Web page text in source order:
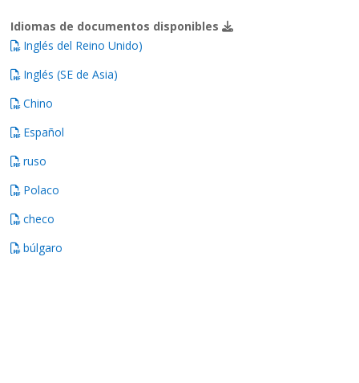
Idiomas de documentos disponibles
Inglés del Reino Unido)
Inglés (SE de Asia)
Chino
Español
ruso
Polaco
checo
búlgaro